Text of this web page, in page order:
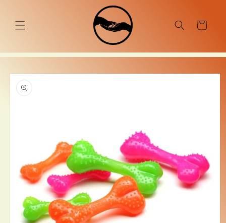
Kosár
Kihagyás, és
ugrás a
termékadatokra